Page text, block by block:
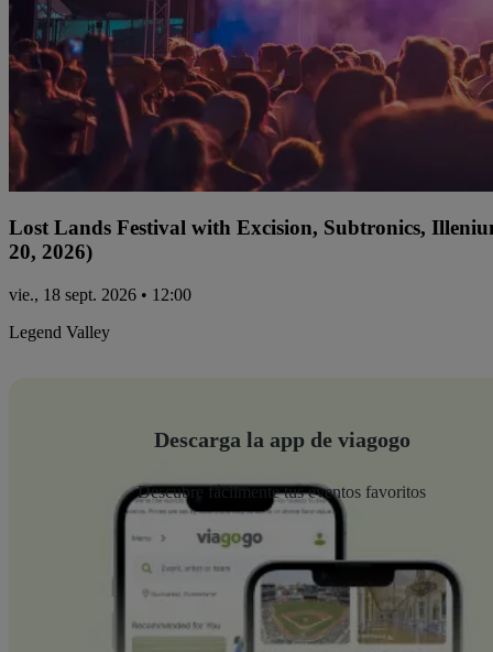
Lost Lands Festival with Excision, Subtronics,
20, 2026)
vie., 18 sept. 2026 • 12:00
Legend Valley
Descarga la app de viagogo
Descubre fácilmente tus eventos favoritos